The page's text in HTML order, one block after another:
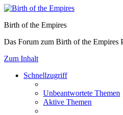
Birth of the Empires
Das Forum zum Birth of the Empires
Zum Inhalt
Schnellzugriff
Unbeantwortete Themen
Aktive Themen